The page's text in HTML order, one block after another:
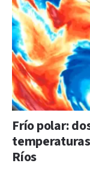
Frío polar:
Ríos